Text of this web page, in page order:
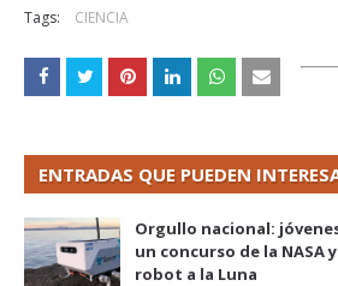
Tags: CIENCIA
ENTRADAS QUE PUEDEN
Orgullo nacional:
un concurso de la NASA
robot a la Luna